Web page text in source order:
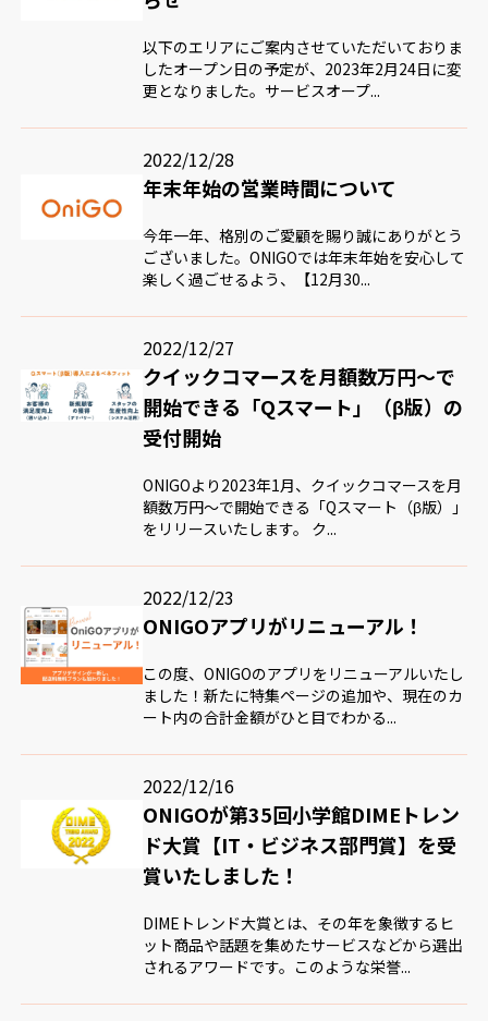
以下のエリアにご案内させていただいておりま
したオープン日の予定が、2023年2月24日に変
更となりました。サービスオープ...
2022/12/28
年末年始の営業時間について
今年一年、格別のご愛顧を賜り誠にありがとう
ございました。ONIGOでは年末年始を安心して
楽しく過ごせるよう、【12月30...
2022/12/27
クイックコマースを月額数万円〜で
開始できる「Qスマート」（β版）の
受付開始
ONIGOより2023年1月、クイックコマースを月
額数万円〜で開始できる「Qスマート（β版）」
をリリースいたします。 ク...
2022/12/23
ONIGOアプリがリニューアル！
この度、ONIGOのアプリをリニューアルいたし
ました！新たに特集ページの追加や、現在のカ
ート内の合計金額がひと目でわかる...
2022/12/16
ONIGOが第35回小学館DIMEトレン
ド大賞【IT・ビジネス部門賞】を受
賞いたしました！
DIMEトレンド大賞とは、その年を象徴するヒ
ット商品や話題を集めたサービスなどから選出
されるアワードです。このような栄誉...